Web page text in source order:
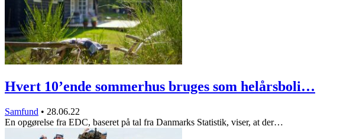
Hvert 10’ende sommerhus bruges som helårsboli…
Samfund • 28.06.22
En opgørelse fra EDC, baseret på tal fra Danmarks Statistik, viser, at der…